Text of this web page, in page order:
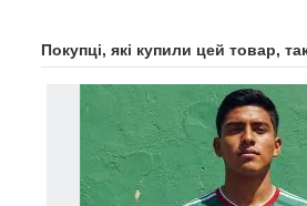
Покупці, які купили цей товар,